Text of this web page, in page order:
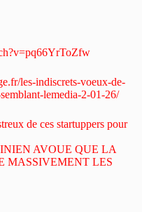
les-indiscrets-voeux-de-
lemedia-2-01-26/
de ces startuppers pour
AVOUE QUE LA
MASSIVEMENT LES